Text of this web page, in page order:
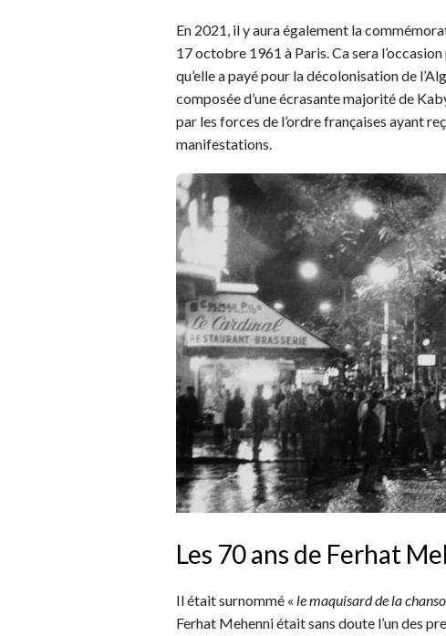
En 2021, il y aura également la
17 octobre 1961 à Paris. Ca sera
qu’elle a payé pour la décolonisation de
composée d’une écrasante majorité de
par les forces de l’ordre françaises ayant
manifestations.
Les 70 ans de Ferhat
Il était surnommé « le maquisard de la
Ferhat Mehenni était sans doute l’un des